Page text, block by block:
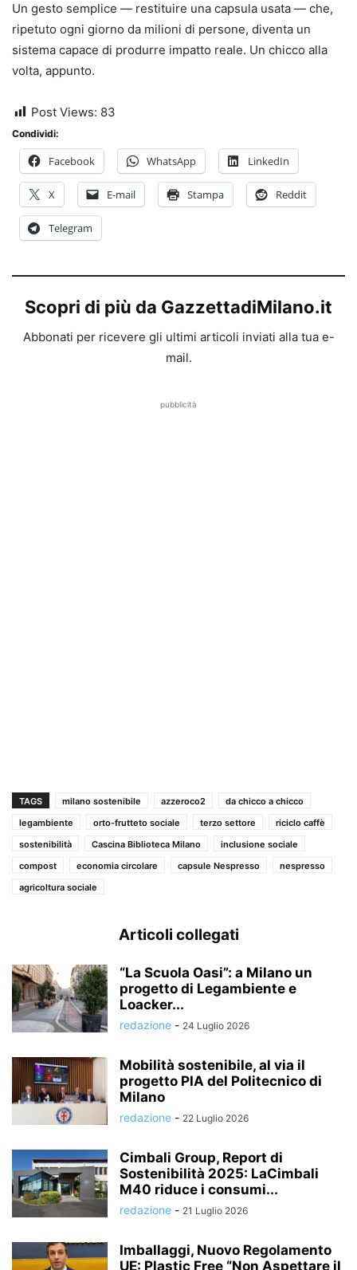
Un gesto semplice — restituire una capsula usata — che,
ripetuto ogni giorno da milioni di persone, diventa un
sistema capace di produrre impatto reale. Un chicco alla
volta, appunto.
Post Views: 83
Condividi:
Facebook WhatsApp LinkedIn
X E-mail Stampa Reddit
Telegram
Scopri di più da GazzettadiMilano.it
Abbonati per ricevere gli ultimi articoli inviati alla tua e-
mail.
pubblicità
TAGS milano sostenibile azzeroco2
da chicco a chicco
legambiente
orto-frutteto sociale terzo settore
riciclo caffè
sostenibilità
Cascina Biblioteca Milano
inclusione sociale
compost
economia circolare capsule Nespresso
nespresso
agricoltura sociale
Articoli collegati
“La Scuola Oasi”: a Milano un
progetto di Legambiente e
Loacker...
redazione - 24 Luglio 2026
Mobilità sostenibile, al via il
progetto PIA del Politecnico di
Milano
redazione - 22 Luglio 2026
Cimbali Group, Report di
Sostenibilità 2025: LaCimbali
M40 riduce i consumi...
redazione - 21 Luglio 2026
Imballaggi, Nuovo Regolamento
UE: Plastic Free “Non Aspettare il